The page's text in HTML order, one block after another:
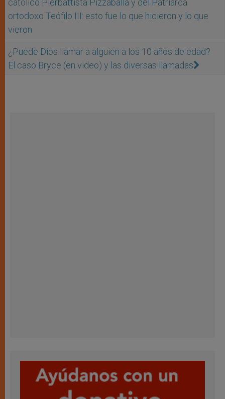
católico Pierbattista Pizzaballa y del Patriarca
ortodoxo Teófilo III: esto fue lo que hicieron y lo que
vieron
¿Puede Dios llamar a alguien a los 10 años de edad?
El caso Bryce (en video) y las diversas llamadas